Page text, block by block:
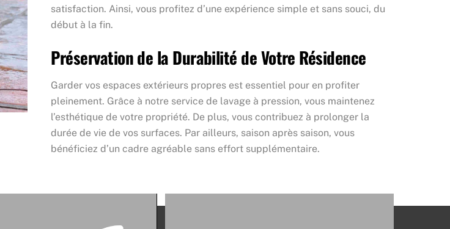
satisfaction. Ainsi, vous profitez d’une expérience simple et sans souci, du
début à la fin.
Préservation de la Durabilité de Votre Résidence
Garder vos espaces extérieurs propres est essentiel pour en profiter
pleinement. Grâce à notre service de lavage à pression, vous maintenez
l’esthétique de votre propriété. De plus, vous contribuez à prolonger la
durée de vie de vos surfaces. Par ailleurs, saison après saison, vous
bénéficiez d’un cadre agréable sans effort supplémentaire.